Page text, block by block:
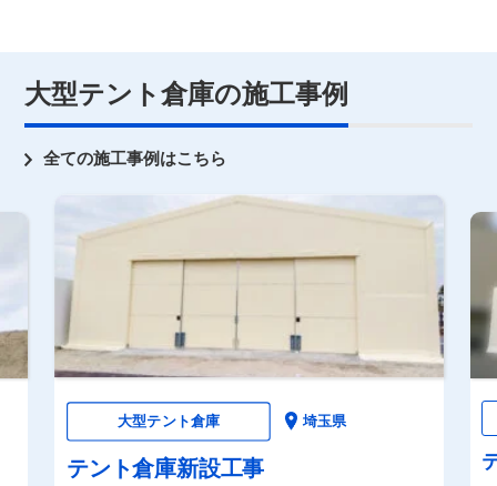
大型テント倉庫の施工事例
全ての施工事例はこちら
大型テント倉庫 埼玉県
テント倉庫新設工事